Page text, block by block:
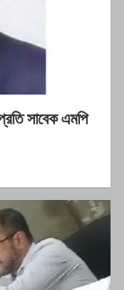
সাবেক এমপি